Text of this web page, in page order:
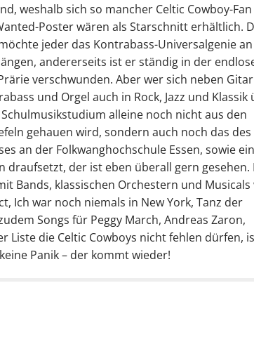
weshalb sich so mancher Celtic Cowboy-Fan
Poster wären als Starschnitt erhältlich.
jeder das Kontrabass-Universalgenie
andererseits ist er ständig in der
verschwunden. Aber wer sich neben
und Orgel auch in Rock, Jazz und Klassik
alleine noch nicht aus den
gehauen wird, sondern auch noch das des
an der Folkwanghochschule Essen, sowie ein
draufsetzt, der ist eben überall gern gesehen.
Bands, klassischen Orchestern und Musicals
Ich war noch niemals in New York, Tanz der
Songs für Peggy March, Andreas Zaron,
Liste die Celtic Cowboys nicht fehlen dürfen,
Panik – der kommt wieder!